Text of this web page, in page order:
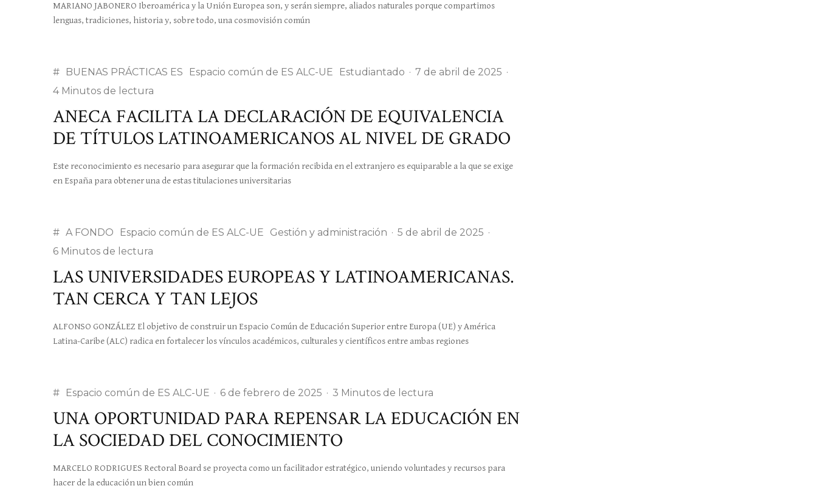
MARIANO JABONERO Iberoamérica y la Unión Europea son, y serán siempre, aliados naturales porque compartimos
lenguas, tradiciones, historia y, sobre todo, una cosmovisión común
# BUENAS PRÁCTICAS ES Espacio común de ES ALC-UE Estudiantado · 7 de abril de 2025 ·
4 Minutos de lectura
ANECA FACILITA LA DECLARACIÓN DE EQUIVALENCIA
DE TÍTULOS LATINOAMERICANOS AL NIVEL DE GRADO
Este reconocimiento es necesario para asegurar que la formación recibida en el extranjero es equiparable a la que se exige
en España para obtener una de estas titulaciones universitarias
# A FONDO Espacio común de ES ALC-UE Gestión y administración · 5 de abril de 2025 ·
6 Minutos de lectura
LAS UNIVERSIDADES EUROPEAS Y LATINOAMERICANAS.
TAN CERCA Y TAN LEJOS
ALFONSO GONZÁLEZ El objetivo de construir un Espacio Común de Educación Superior entre Europa (UE) y América
Latina-Caribe (ALC) radica en fortalecer los vínculos académicos, culturales y científicos entre ambas regiones
# Espacio común de ES ALC-UE · 6 de febrero de 2025 · 3 Minutos de lectura
UNA OPORTUNIDAD PARA REPENSAR LA EDUCACIÓN EN
LA SOCIEDAD DEL CONOCIMIENTO
MARCELO RODRIGUES Rectoral Board se proyecta como un facilitador estratégico, uniendo voluntades y recursos para
hacer de la educación un bien común